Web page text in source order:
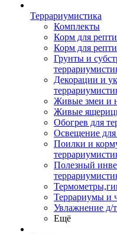
Террариумистика
Комплекты
Корм для
Корм для
Грунты и
Декорации и
Живые змеи и
Живые
Обогрев для
Освещение для
Поилки и
Полезный
Террариумы и
Увлажнение д/
Ещё